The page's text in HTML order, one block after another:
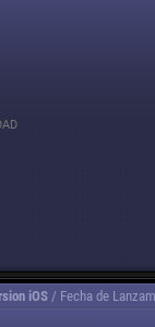
iOS / Fecha de